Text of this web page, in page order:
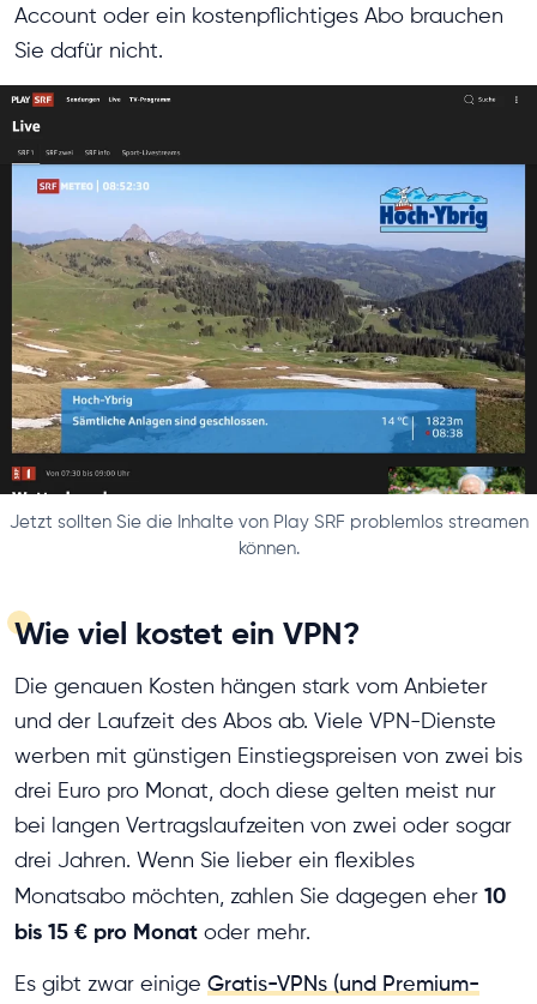
Account oder ein kostenpflichtiges Abo brauchen
Sie dafür nicht.
Jetzt sollten Sie die Inhalte von Play SRF problemlos streamen
können.
Wie viel kostet ein VPN?
Die genauen Kosten hängen stark vom Anbieter
und der Laufzeit des Abos ab. Viele VPN-Dienste
werben mit günstigen Einstiegspreisen von zwei bis
drei Euro pro Monat, doch diese gelten meist nur
bei langen Vertragslaufzeiten von zwei oder sogar
drei Jahren. Wenn Sie lieber ein flexibles
Monatsabo möchten, zahlen Sie dagegen eher 10
bis 15 € pro Monat oder mehr.
Es gibt zwar einige Gratis-VPNs (und Premium-